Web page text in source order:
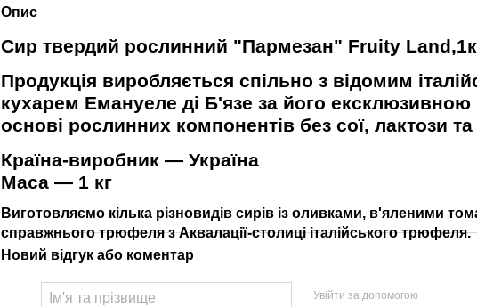
Опис
Сир твердий рослинний "Пармезан" Fruity
Продукція виробляється спільно з відомим
кухарем Емануеле ді Б'язе за його
основі рослинних компонентів без сої, лактози та
Країна-виробник — Україна
Маса — 1 кг
Виготовляємо кілька різновидів сирів із оливками, в'яленими
справжнього трюфеля з Аквалації-столиці італійського трюфеля.
Новий відгук або коментар
Увійти за допомогою